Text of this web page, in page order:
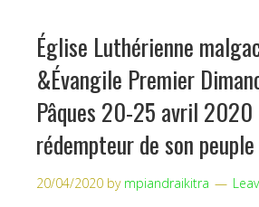
Église Luthérienne
&Évangile Premier
Pâques 20-25 avril
rédempteur de son
20/04/2020 by mpiandraikitra